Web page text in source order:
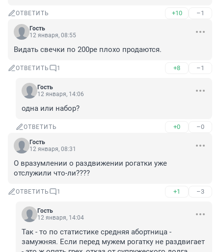
ОТВЕТИТЬ +10 –1
Гость
12 января, 08:55
Видать свечки по 200ре плохо продаются.
ОТВЕТИТЬ 1 +8 –1
Гость
12 января, 14:06
одна или набор?
ОТВЕТИТЬ +0 –0
Гость
12 января, 08:31
О вразумлении о раздвижении рогатки уже
отслужили что-ли????
ОТВЕТИТЬ 1 +1 –3
Гость
12 января, 14:04
Так - то по статистике средняя абортница -
замужняя. Если перед мужем рогатку не раздвигает